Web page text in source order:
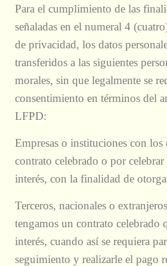
Para el cumplimiento de las
señaladas en el numeral 4
de privacidad, los datos
transferidos a las siguientes
morales, sin que legalmente se
consentimiento en términos del
LFPD:
Empresas o instituciones con los
contrato celebrado o por celebrar
interés, con la finalidad de
Terceros, nacionales o
tengamos un contrato celebrado
interés, cuando así se requiera
seguimiento y realizarle el pago